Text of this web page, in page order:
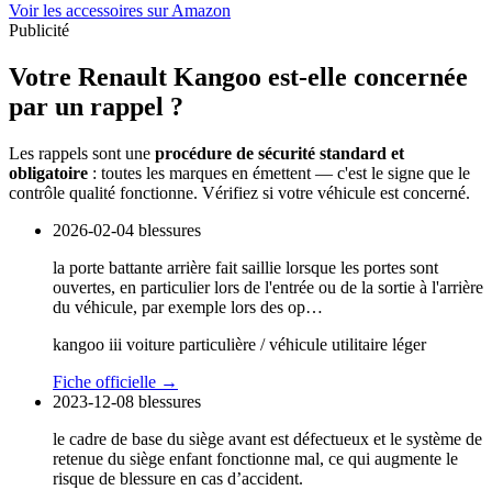
Voir les accessoires sur Amazon
Publicité
Votre Renault Kangoo est-elle concernée
par un rappel ?
Les rappels sont une procédure de sécurité standard et
obligatoire : toutes les marques en émettent — c'est le signe que le
contrôle qualité fonctionne. Vérifiez si votre véhicule est concerné.
2026-02-04 blessures
la porte battante arrière fait saillie lorsque les portes sont
ouvertes, en particulier lors de l'entrée ou de la sortie à l'arrière
du véhicule, par exemple lors des op…
kangoo iii voiture particulière / véhicule utilitaire léger
Fiche officielle →
2023-12-08 blessures
le cadre de base du siège avant est défectueux et le système de
retenue du siège enfant fonctionne mal, ce qui augmente le
risque de blessure en cas d’accident.